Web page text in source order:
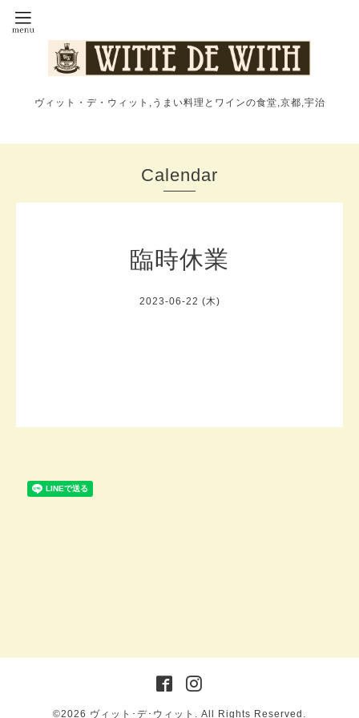
ヴィット・デ・ウィット,うまい料理とワインの食堂,京都,宇治
Calendar
臨時休業
2023-06-22 (木)
©2026 ヴィット･デ･ウィット . All Rights Reserved.